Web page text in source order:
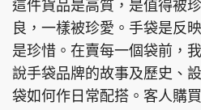
這件貨品是高質，是值得被
良，一樣被珍愛。手袋是反
是珍惜。在賣每一個袋前，
說手袋品牌的故事及歷史、
袋如何作日常配搭。客人購